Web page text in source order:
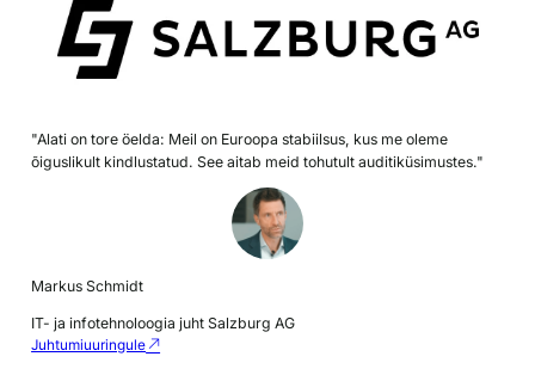
"Alati on tore öelda: Meil on Euroopa stabiilsus, kus me oleme
õiguslikult kindlustatud. See aitab meid tohutult auditiküsimustes."
Markus Schmidt
IT- ja infotehnoloogia juht Salzburg AG
Juhtumiuuringule